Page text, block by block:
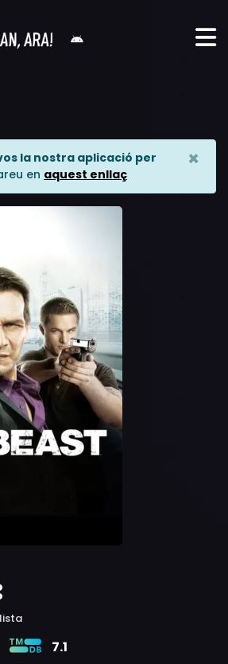
la nostra aplicació per
en aquest enllaç
×
7.1